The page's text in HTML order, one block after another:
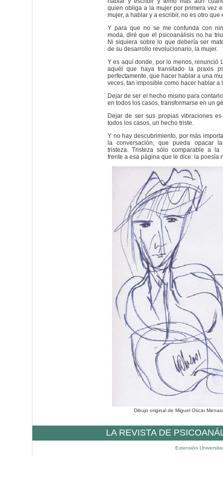
quien obliga a la mujer por primera vez
mujer, a hablar y a escribir, no es otro que
Y para que no se me confunda con
moda, diré que el psicoanálisis no ha
Ni siquiera sobre lo que debería ser
de su desarrollo revolucionario, la mujer.
Y es aquí donde, por lo menos, renunció
aquél que haya transitado la praxis
perfectamente, que hacer hablar a una
veces, tan imposible como hacer hablar a
Dejar de ser el hecho mismo para
en todos los casos, transformarse en un
Dejar de ser sus propias vibraciones
todos los casos, un hecho triste.
Y no hay descubrimiento, por más
la conversación, que pueda opacar
tristeza. Tristeza sólo comparable a la
frente a esa página que le dice: la poesía
Dibujo original de Miguel Oscar
LA REVISTA DE
Extensión